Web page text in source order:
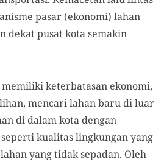
pasar (ekonomi) lahan
dekat pusat kota semakin
memiliki keterbatasan ekonomi,
mencari lahan baru di luar
di dalam kota dengan
kualitas lingkungan yang
yang tidak sepadan. Oleh